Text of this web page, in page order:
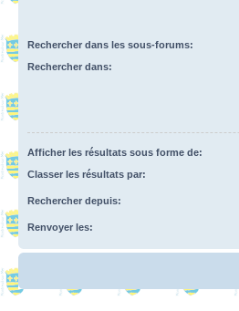
Rechercher dans les sous-forums:
Rechercher dans:
Afficher les résultats sous forme de:
Classer les résultats par:
Rechercher depuis:
Renvoyer les: